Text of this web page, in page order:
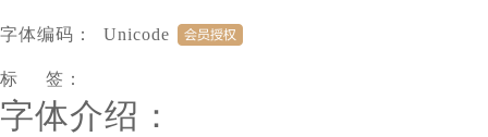
字体编码： Unicode
标 签：
字体介绍：